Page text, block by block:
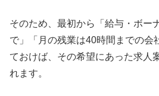
そのため、最初から「給与・ボー
で」「月の残業は40時間までの会
ておけば、その希望にあった求人
れます。